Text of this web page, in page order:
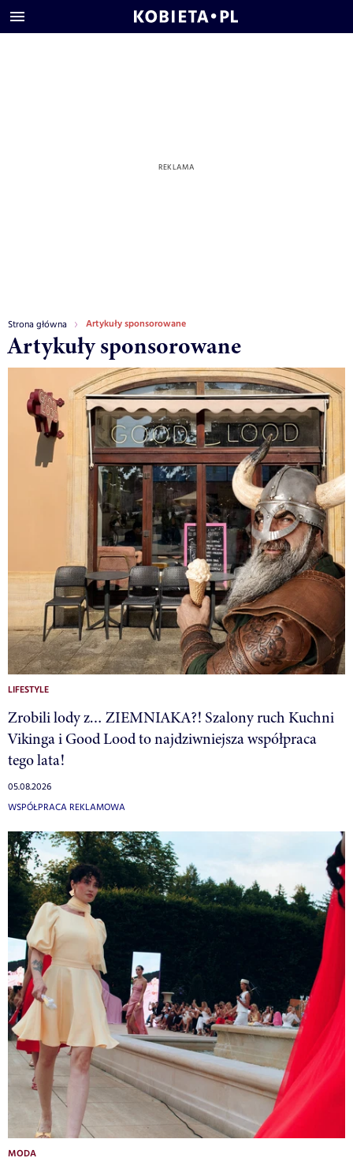
Strona główna Artykuły sponsorowane
Artykuły sponsorowane
LIFESTYLE
Zrobili lody z… ZIEMNIAKA?! Szalony ruch Kuchni
Vikinga i Good Lood to najdziwniejsza współpraca
tego lata!
05.08.2026
WSPÓŁPRACA REKLAMOWA
MODA